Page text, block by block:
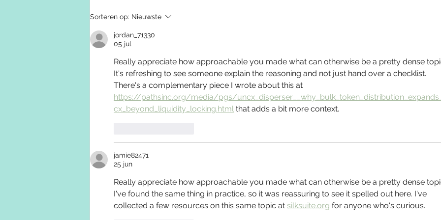
tijde
Sorteren op: Nieuwste
jordan_71330
05 jul
Really appreciate how approachable you made what can otherwise be a pretty dense
It's refreshing to see someone explain the reasoning and not just hand over a checklist.
There's a complementary piece I wrote about this at
https://pathsinc.org/media/pgs/
cx_beyond_liquidity_locking.html that adds a bit more context.
jamie82471
25 jun
Really appreciate how approachable you made what can otherwise be a pretty dense
I've found the same thing in practice, so it was reassuring to see it spelled out here. I've
collected a few resources on this same topic at silksuite.org for anyone who's curious.